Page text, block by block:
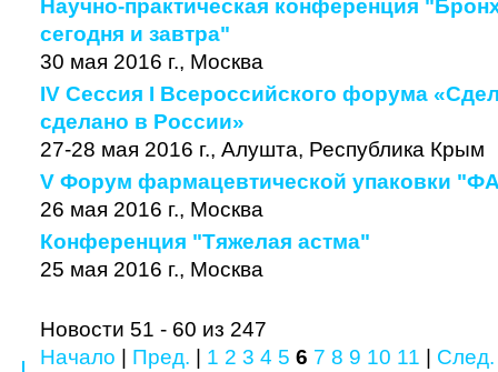
Научно-практическая конференция
сегодня и завтра"
30 мая 2016 г., Москва
IV Сессия I Всероссийского форума
сделано в России»
27-28 мая 2016 г., Алушта, Республика Крым
V Форум фармацевтической упаковки
26 мая 2016 г., Москва
Конференция "Тяжелая астма"
25 мая 2016 г., Москва
Новости 51 - 60 из 247
Начало
Пред. 1 2 3 4 5 6 7 8 9 10 11 След.